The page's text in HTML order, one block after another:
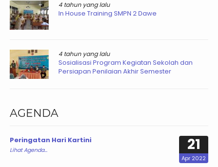
4 tahun yang lalu
In House Training SMPN 2 Dawe
4 tahun yang lalu
Sosialisasi Program Kegiatan Sekolah dan
Persiapan Penilaian Akhir Semester
AGENDA
21
Apr 2022
Peringatan Hari Kartini
Lihat Agenda...